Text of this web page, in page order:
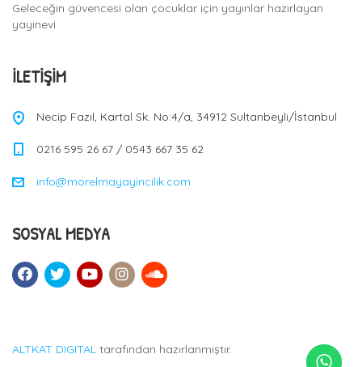
Geleceğin güvencesi olan çocuklar için yayınlar hazırlayan
yayınevi
İLETIŞIM
Necip Fazıl, Kartal Sk. No:4/a, 34912 Sultanbeyli/İstanbul
0216 595 26 67 / 0543 667 35 62
info@morelmayayincilik.com
SOSYAL MEDYA
ALTKAT DIGITAL tarafından hazırlanmıştır.